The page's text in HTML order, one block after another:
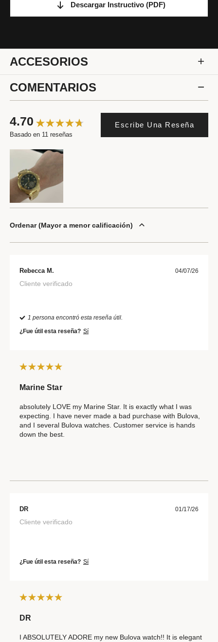
Descargar Instructivo (PDF)
ACCESORIOS
COMENTARIOS
4.70
Basado en 11 reseñas
Escribe Una Reseña
Ordenar Mayor a menor calificación
Rebecca M. 04/07/26
Cliente verificado
1 persona encontró esta reseña útil.
¿Fue útil esta reseña? Sí
Marine Star
absolutely LOVE my Marine Star. It is exactly what I was
expecting. I have never made a bad purchase with Bulova,
and I several Bulova watches. Customer service is hands
down the best.
DR 01/17/26
Cliente verificado
¿Fue útil esta reseña? Sí
DR
I ABSOLUTELY ADORE my new Bulova watch!! It is elegant